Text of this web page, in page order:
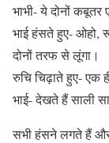
भाभी- ये दोनों कबूतर
भाई हंसते हुए- ओहो,
दोनों तरफ से लूंगा।
रुचि चिढ़ाते हुए- एक
भाई- देखते हैं साली
सभी हंसने लगते हैं